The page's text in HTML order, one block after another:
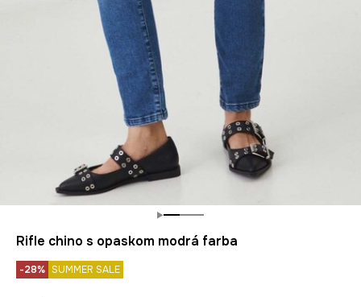
Rifle chino s opaskom modrá farba
-28% SUMMER SALE